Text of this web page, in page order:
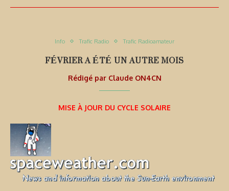
Info Trafic Radio Trafic Radioamateur
FÉVRIER A ÉTÉ UN AUTRE MOIS
Rédigé par Claude ON4CN
MISE À JOUR DU CYCLE SOLAIRE